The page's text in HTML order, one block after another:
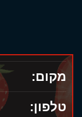
מקום:
טלפון: